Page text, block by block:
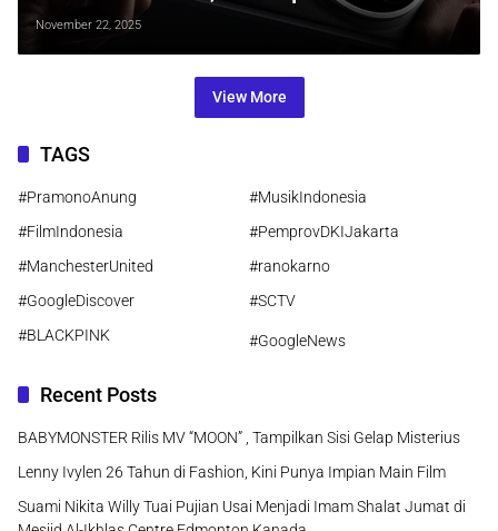
Ponsel Paling Ambisius Tahun Depan
November 22, 2025
View More
TAGS
#PramonoAnung
#MusikIndonesia
#FilmIndonesia
#PemprovDKIJakarta
#ManchesterUnited
#ranokarno
#GoogleDiscover
#SCTV
#BLACKPINK
#GoogleNews
Recent Posts
BABYMONSTER Rilis MV “MOON” , Tampilkan Sisi Gelap Misterius
Lenny Ivylen 26 Tahun di Fashion, Kini Punya Impian Main Film
Suami Nikita Willy Tuai Pujian Usai Menjadi Imam Shalat Jumat di